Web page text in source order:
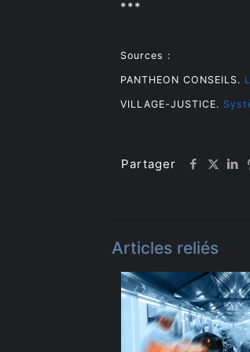
***
Sources :
PANTHEON CONSEILS.
VILLAGE-JUSTICE.
Partager
Articles reliés